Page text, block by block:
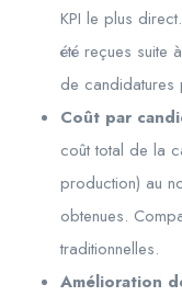
KPI le plus
été reçues suite
de candidatures
Coût par
coût total de la
production) au
obtenues.
traditionnelles.
Amélioration